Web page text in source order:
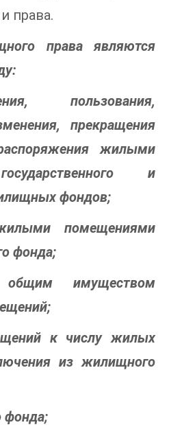
права.
права являются
пользования,
прекращения
жилыми
и
фондов;
помещениями
фонда;
общим имуществом
к числу жилых
из жилищного
фонда;